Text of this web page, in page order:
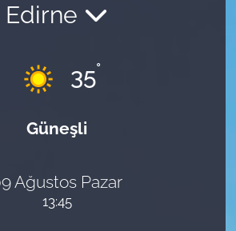
Edirne
35°
Güneşli
Ağustos Pazar
13:45